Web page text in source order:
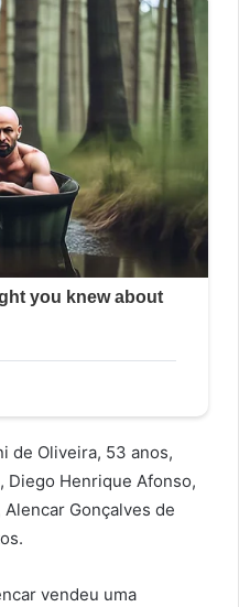
de Oliveira, 53 anos,
Diego Henrique Afonso,
Gonçalves de
vendeu uma